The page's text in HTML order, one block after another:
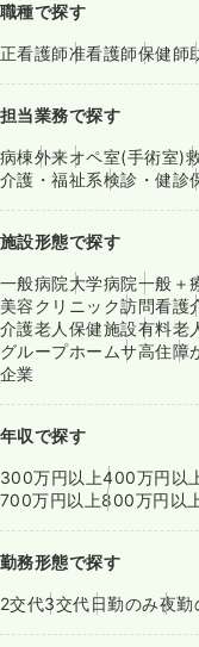
職種で探す
正看護師准看護師保健師
担当業務で探す
病棟外来オペ室(手術室)
介護・福祉系検診・健診
施設形態で探す
一般病院大学病院一般＋
美容クリニック訪問看護
介護老人保健施設有料老
グループホームサ高住障
企業
年収で探す
300万円以上400万円以
700万円以上800万円以
勤務形態で探す
2交代3交代日勤のみ夜勤